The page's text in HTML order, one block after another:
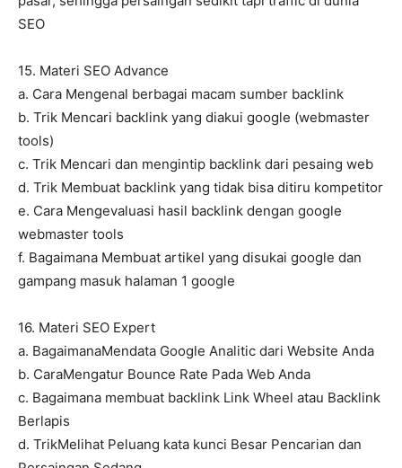
SEO
15. Materi SEO Advance
a. Cara Mengenal berbagai macam sumber backlink
b. Trik Mencari backlink yang diakui google (webmaster
tools)
c. Trik Mencari dan mengintip backlink dari pesaing web
d. Trik Membuat backlink yang tidak bisa ditiru kompetitor
e. Cara Mengevaluasi hasil backlink dengan google
webmaster tools
f. Bagaimana Membuat artikel yang disukai google dan
gampang masuk halaman 1 google
16. Materi SEO Expert
a. BagaimanaMendata Google Analitic dari Website Anda
b. CaraMengatur Bounce Rate Pada Web Anda
c. Bagaimana membuat backlink Link Wheel atau Backlink
Berlapis
d. TrikMelihat Peluang kata kunci Besar Pencarian dan